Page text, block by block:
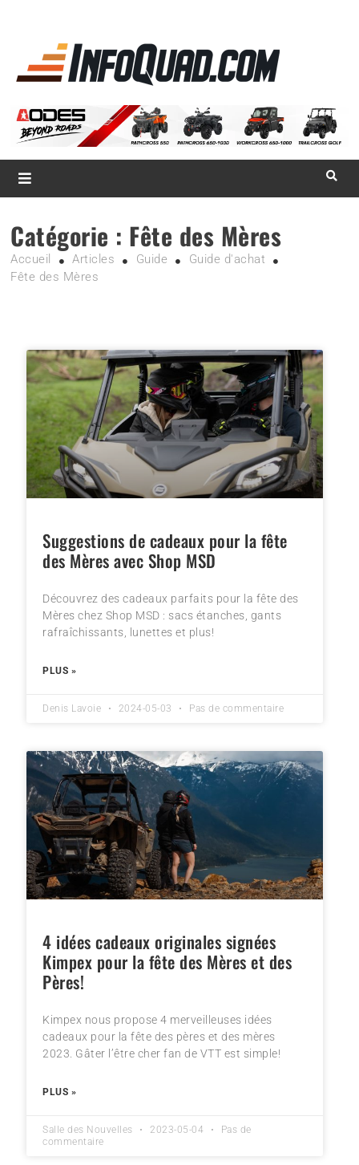
Magazine InfoQuad.com
Catégorie : Fête des Mères
Accueil Articles Guide
Guide d'achat
Fête des Mères
Suggestions de cadeaux pour la fête
des Mères avec Shop MSD
Découvrez des cadeaux parfaits pour la fête des
Mères chez Shop MSD : sacs étanches, gants
rafraîchissants, lunettes et plus!
PLUS »
Denis Lavoie 2024-05-03 Pas de commentaire
4 idées cadeaux originales signées
Kimpex pour la fête des Mères et des
Pères!
Kimpex nous propose 4 merveilleuses idées
cadeaux pour la fête des pères et des mères
2023. Gâter l’être cher fan de VTT est simple!
PLUS »
Salle des Nouvelles 2023-05-04
Pas de
commentaire